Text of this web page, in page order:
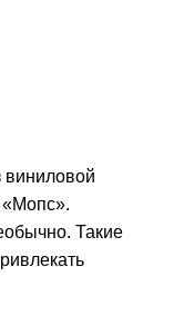
виниловой
«Мопс».
Такие